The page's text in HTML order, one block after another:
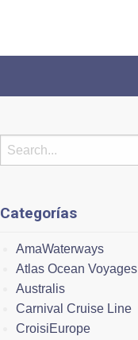
Categorías
AmaWaterways
Atlas Ocean Voyages
Australis
Carnival Cruise Line
CroisiEurope